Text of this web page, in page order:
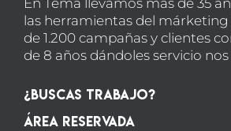
las herramientas del márketing
de 1.200 campañas y clientes
de 8 años dándoles servicio nos
¿Buscas Trabajo?
Área Reservada